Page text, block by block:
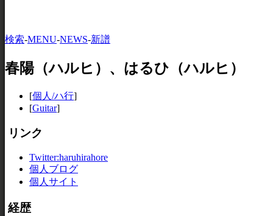
検索-MENU-NEWS-新譜
春陽（ハルヒ）、はるひ（ハルヒ）
[個人/ハ行]
[Guitar]
リンク
Twitter:haruhirahore
個人ブログ
個人サイト
経歴